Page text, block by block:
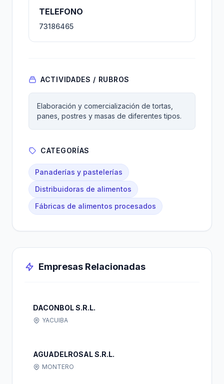
TELEFONO
73186465
ACTIVIDADES / RUBROS
Elaboración y comercialización de tortas,
panes, postres y masas de diferentes tipos.
CATEGORÍAS
Panaderías y pastelerías
Distribuidoras de alimentos
Fábricas de alimentos procesados
Empresas Relacionadas
DACONBOL S.R.L.
YACUIBA
AGUADELROSAL S.R.L.
MONTERO